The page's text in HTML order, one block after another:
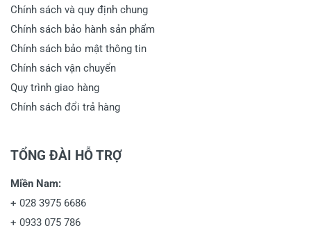
Chính sách và quy định chung
Chính sách bảo hành sản phẩm
Chính sách bảo mật thông tin
Chính sách vận chuyển
Quy trình giao hàng
Chính sách đổi trả hàng
TỔNG ĐÀI HỖ TRỢ
Miền Nam:
+ 028 3975 6686
+ 0933 075 786